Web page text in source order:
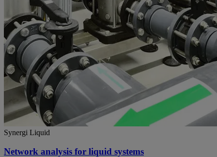
Synergi Liquid
Network analysis for liquid systems